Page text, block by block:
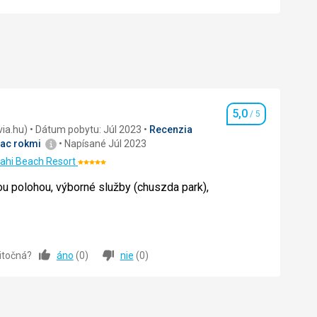
Hodnotenie
5,0 / 5
(Invia.hu) Dátum pobytu: Júl 2023
Recenzia
rokmi
Napísané Júl 2023
Beach ResortHodnotenie:
polohou, výborné služby (chuszda park),
áno (0) nie (0)